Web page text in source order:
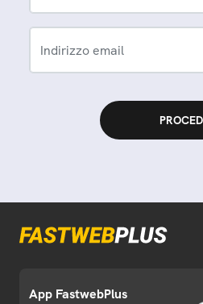
Indirizzo email
App FastwebPlus